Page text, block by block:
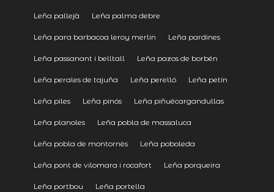
Leña pallejà Leña palma debre
Leña para barbacoa leroy merlin Leña pardines
Leña passanant i belltall Leña pazos de borbén
Leña perales de tajuña Leña perelló Leña petín
Leña piles Leña pinós Leña piñuécargandullas
Leña planoles Leña pobla de massaluca
Leña pobla de montornès Leña poboleda
Leña pont de vilomara i rocafort Leña porqueira
Leña portbou Leña portella